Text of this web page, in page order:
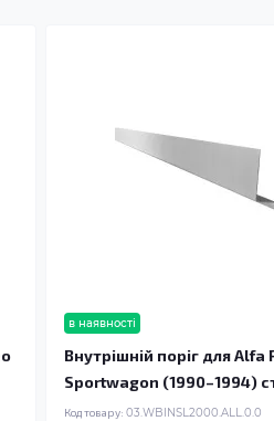
в наявності
Внутрішній поріг для Alfa
Sportwagon (1990–1994)
Код товару: 03.WBINSL2000.ALL.0.0